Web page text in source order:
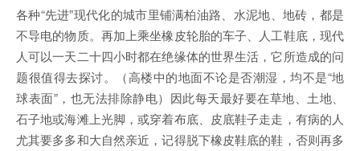
各种“先进”现代化的城市里铺满柏油路、水泥地、地砖，都是
不导电的物质。再加上乘坐橡皮轮胎的车子、人工鞋底，现代
人可以一天二十四小时都在绝缘体的世界生活，它所造成的问
题很值得去探讨。（高楼中的地面不论是否潮湿，均不是“地
球表面”，也无法排除静电）因此每天最好要在草地、土地、
石子地或海滩上光脚，或穿着布底、皮底鞋子走走，有病的人
尤其要多多和大自然亲近，记得脱下橡皮鞋底的鞋，否则再多